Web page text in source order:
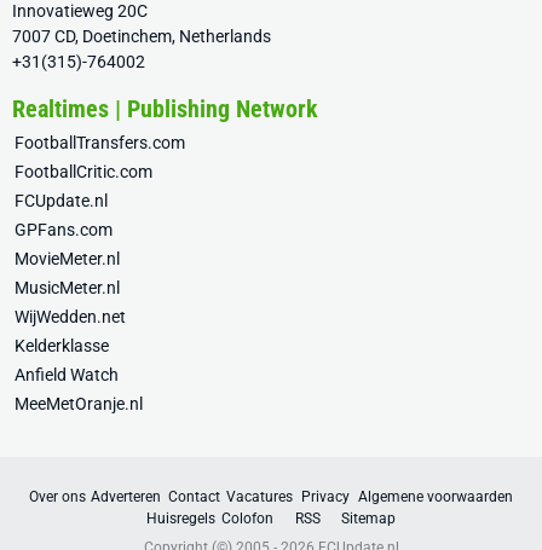
Innovatieweg 20C
7007 CD, Doetinchem, Netherlands
+31(315)-764002
Realtimes | Publishing Network
FootballTransfers.com
FootballCritic.com
FCUpdate.nl
GPFans.com
MovieMeter.nl
MusicMeter.nl
WijWedden.net
Kelderklasse
Anfield Watch
MeeMetOranje.nl
Over ons Adverteren Contact Vacatures Privacy Algemene voorwaarden
Huisregels Colofon RSS
Sitemap